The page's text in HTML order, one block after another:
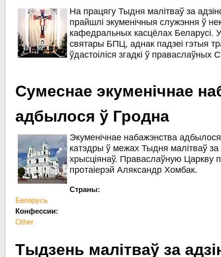
На працягу Тыдня малітваў за
прайшлі экуменічныя служэння ў
кафедральных касцёлах Беларусі. У
святары БПЦ, аднак падзеі гэтыя
ўдастоіліся згадкі ў праваслаўных
Сумеснае экуменічнае
адбылося ў Гродна
Экуменічнае набажэнства
катэдры ў межах Тыдня малітваў за
хрысціянаў. Праваслаўную Царкву
протаіерэй Аляксандр Хомбак.
Страны:
Беларусь
Конфессии:
Other
Тыдзень малітваў за